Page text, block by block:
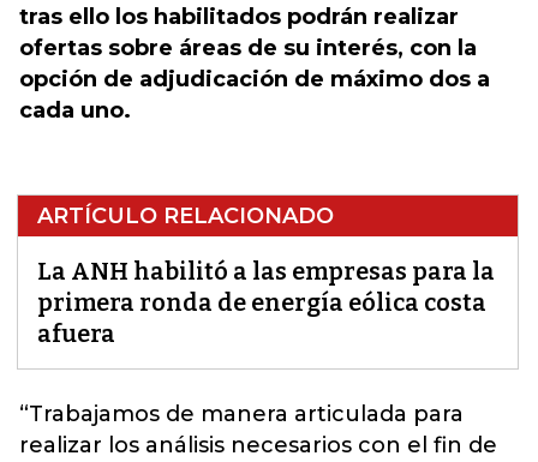
tras ello los habilitados podrán realizar
ofertas sobre áreas de su interés, con la
opción de adjudicación de máximo dos a
cada uno.
ARTÍCULO RELACIONADO
La ANH habilitó a las empresas para la
primera ronda de energía eólica costa
afuera
“Trabajamos de manera articulada para
realizar los análisis necesarios con el fin de